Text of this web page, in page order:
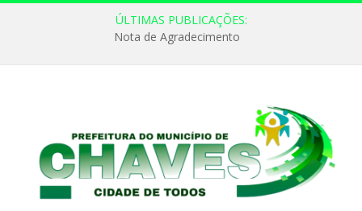
ÚLTIMAS PUBLICAÇÕES:
Nota de Agradecimento